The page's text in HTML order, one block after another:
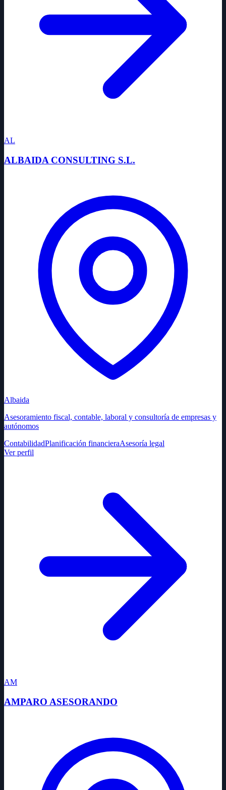
AL
ALBAIDA CONSULTING S.L.
Albaida
Asesoramiento fiscal, contable, laboral y consultoría de empresas y
autónomos
ContabilidadPlanificación financieraAsesoría legal
Ver perfil
AM
AMPARO ASESORANDO